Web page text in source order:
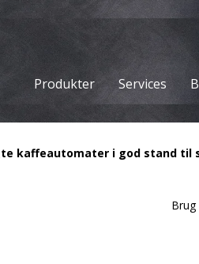
Produkter Services
kaffeautomater i god stand til